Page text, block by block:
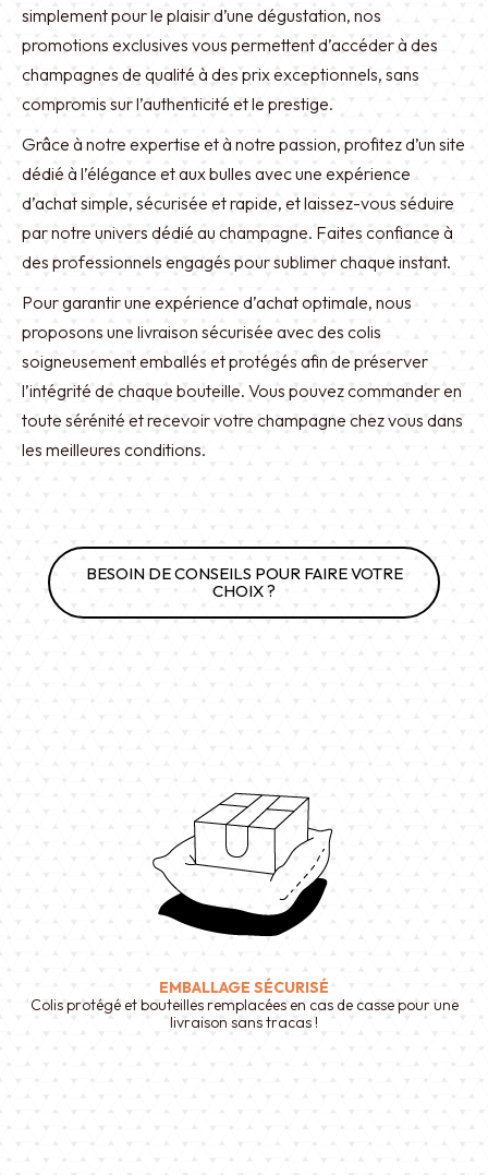
simplement pour le plaisir d’une dégustation, nos
promotions exclusives vous permettent d’accéder à des
champagnes de qualité à des prix exceptionnels, sans
compromis sur l’authenticité et le prestige.
Grâce à notre expertise et à notre passion, profitez d’un site
dédié à l’élégance et aux bulles avec une expérience
d’achat simple, sécurisée et rapide, et laissez-vous séduire
par notre univers dédié au champagne. Faites confiance à
des professionnels engagés pour sublimer chaque instant.
Pour garantir une expérience d’achat optimale, nous
proposons une livraison sécurisée avec des colis
soigneusement emballés et protégés afin de préserver
l’intégrité de chaque bouteille. Vous pouvez commander en
toute sérénité et recevoir votre champagne chez vous dans
les meilleures conditions.
BESOIN DE CONSEILS POUR FAIRE VOTRE
CHOIX ?
EMBALLAGE SÉCURISÉ
Colis protégé et bouteilles remplacées en cas de casse pour une
livraison sans tracas !